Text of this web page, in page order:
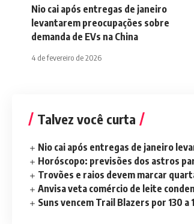
Nio cai após entregas de janeiro
levantarem preocupações sobre
demanda de EVs na China
4 de fevereiro de 2026
Talvez você curta
Nio cai após entregas de janeiro
Horóscopo: previsões dos astros
Trovões e raios devem marcar
Anvisa veta comércio de leite
Suns vencem Trail Blazers por 130 a